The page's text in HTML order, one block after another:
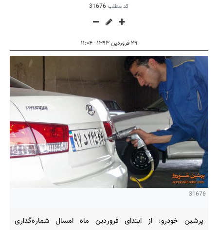
کد مطلب 31676
۲۹ فروردین ۱۳۹۳ - ۱۱:۰۴
31676
پرشین خودرو: از ابتدای فروردین ماه امسال شماره‌گذاری